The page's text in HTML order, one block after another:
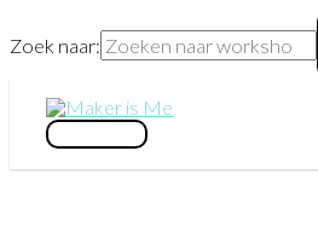
Zoek naar:
de
hoofdmenu